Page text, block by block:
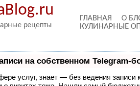
рецепты
ГЛАВНАЯ
О
КУЛИНАРНЫЕ
на собственном Telegram-
услуг, знает — без ведения